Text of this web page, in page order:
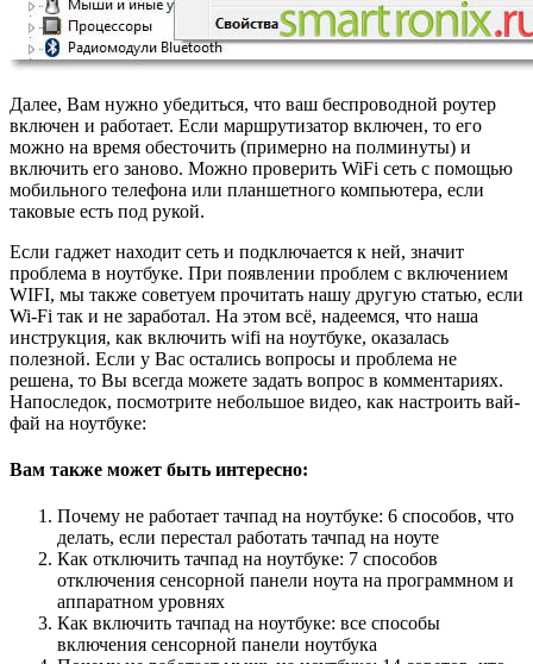
Далее, Вам нужно убедиться, что ваш беспроводной роутер
включен и работает. Если маршрутизатор включен, то его
можно на время обесточить (примерно на полминуты) и
включить его заново. Можно проверить WiFi сеть с помощью
мобильного телефона или планшетного компьютера, если
таковые есть под рукой.
Если гаджет находит сеть и подключается к ней, значит
проблема в ноутбуке. При появлении проблем с включением
WIFI, мы также советуем прочитать нашу другую статью, если
Wi-Fi так и не заработал. На этом всё, надеемся, что наша
инструкция, как включить wifi на ноутбуке, оказалась
полезной. Если у Вас остались вопросы и проблема не
решена, то Вы всегда можете задать вопрос в комментариях.
Напоследок, посмотрите небольшое видео, как настроить вай-
фай на ноутбуке:
Вам также может быть интересно:
Почему не работает тачпад на ноутбуке: 6 способов, что
делать, если перестал работать тачпад на ноуте
Как отключить тачпад на ноутбуке: 7 способов
отключения сенсорной панели ноута на программном и
аппаратном уровнях
Как включить тачпад на ноутбуке: все способы
включения сенсорной панели ноутбука